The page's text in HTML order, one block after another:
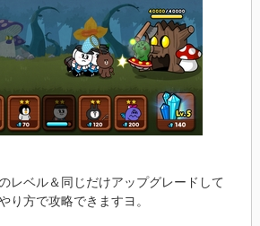
レベル＆同じだけアップグレードして
り方で攻略できますヨ。